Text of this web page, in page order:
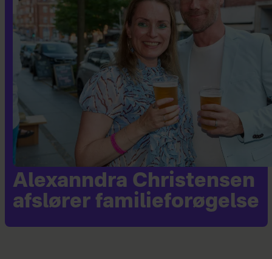
Alexanndra Christensen
afslører familieforøgelse